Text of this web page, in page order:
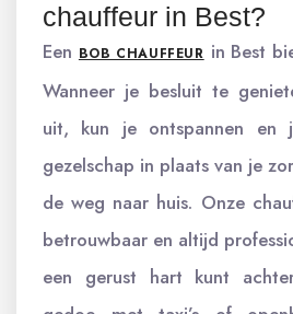
chauffeur in Best?
Een BOB CHAUFFEUR in Best
Wanneer je besluit te
uit, kun je ontspannen en
gezelschap in plaats van je
de weg naar huis. Onze
betrouwbaar en altijd
een gerust hart kunt